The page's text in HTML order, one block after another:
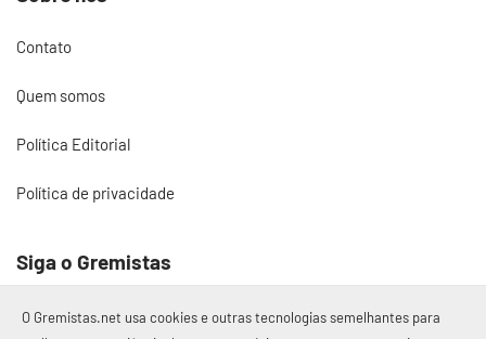
Contato
Quem somos
Política Editorial
Política de privacidade
Siga o Gremistas
O Gremistas.net usa cookies e outras tecnologias semelhantes para